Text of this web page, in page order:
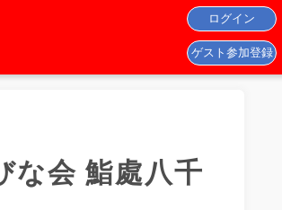
な会 鮨處八千